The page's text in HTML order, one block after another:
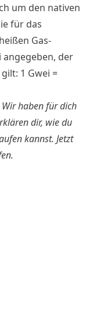
um den nativen
für das
Gas-
angegeben, der
1 Gwei =
Wir haben für dich
dir, wie du
kannst. Jetzt